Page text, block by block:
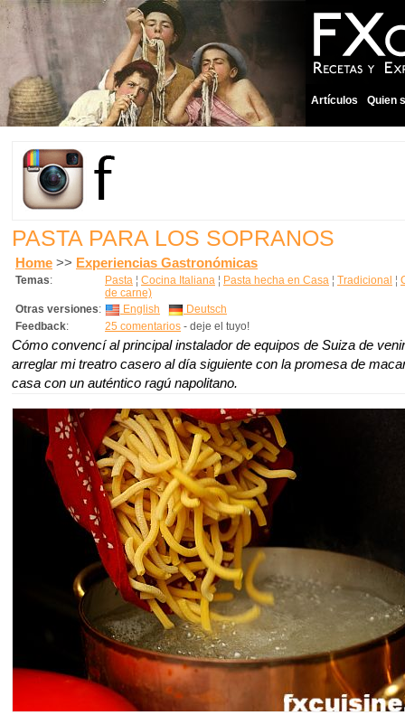
Artículos Quien
PASTA PARA LOS SOPRANOS
Home >> Experiencias Gastronómicas
Temas: Pasta ¦ Cocina Italiana ¦ Pasta hecha en Casa ¦ Tradicional ¦
de carne)
Otras versiones: English
Deutsch
Feedback: 25 comentarios - deje el tuyo!
Cómo convencí al principal instalador de equipos de Suiza de
arreglar mi treatro casero al día siguiente con la promesa de
casa con un auténtico ragú napolitano.